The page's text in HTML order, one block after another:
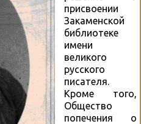
присвоении
Закаменской
библиотеке
имени
великого
русского
писателя.
Кроме того,
Общество
попечения о